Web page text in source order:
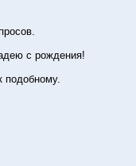
с рождения!
подобному.